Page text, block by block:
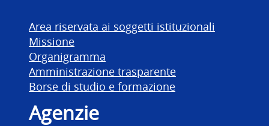
Area riservata ai soggetti istituzionali
Missione
Organigramma
Amministrazione trasparente
Borse di studio e formazione
Agenzie